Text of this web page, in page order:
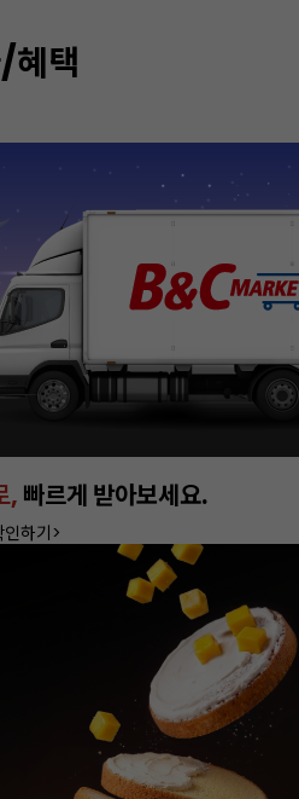
혜택
보냉서비스진행중!
혜택 누리기!